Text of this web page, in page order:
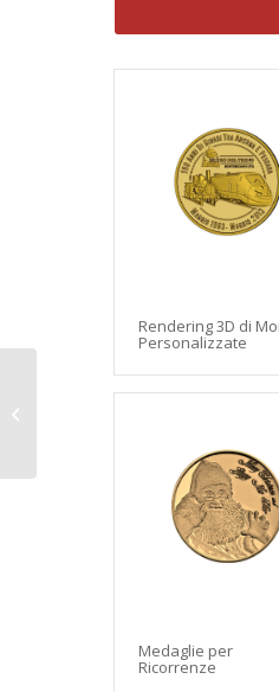
Rendering 3D di
Personalizzate
Medaglie per
Ricorrenze